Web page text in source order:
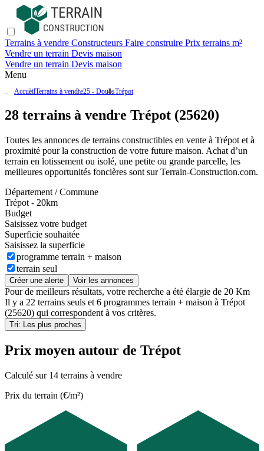
Terrains à vendre Constructeurs Faire construire Prix terrains m²
Vendre un terrain Devis maison
Vendre un terrain Devis maison
Menu
AccueilTerrains à vendre25 - DoubsTrépot
28 terrains à vendre Trépot (25620)
Toutes les annonces de terrains constructibles en vente à Trépot et à
proximité pour la construction de votre future maison. Achat d’un
terrain en lotissement ou isolé, une petite ou grande parcelle, les
meilleures opportunités foncières sont surTerrain-Construction.com.
Département / Commune
Trépot - 20km
Budget
Saisissez votre budget
Superficie souhaitée
Saisissez la superficie
programme terrain + maison
terrain seul
Créer une alerte Voir les annonces
Pour de meilleurs résultats, votre recherche a été élargie de 20 Km
Il y a 22 terrains seuls et 6 programmes terrain + maison à Trépot
(25620) qui correspondent à vos critères.
Tri: Les plus proches
Prix moyen autour de Trépot
Calculé sur 14 terrains à vendre
Prix du terrain (€/m²)